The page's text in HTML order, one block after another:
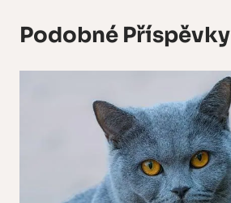
Podobné Příspěvky